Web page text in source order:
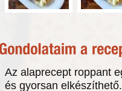
Az alaprecept roppant
és gyorsan